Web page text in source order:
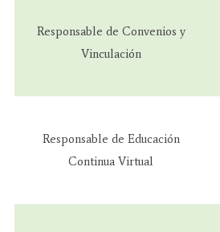
Responsable de Convenios y
Vinculación
Responsable de Educación
Continua Virtual